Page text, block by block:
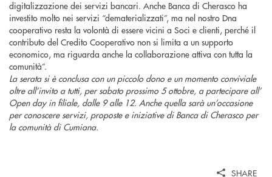
digitalizzazione dei servizi bancari. Anche Banca di Cherasco ha
investito molto nei servizi “dematerializzati”, ma nel nostro Dna
cooperativo resta la volontà di essere vicini a Soci e clienti, perché il
contributo del Credito Cooperativo non si limita a un supporto
economico, ma riguarda anche la collaborazione attiva con tutta la
comunità”.
La serata si è conclusa con un piccolo dono e un momento conviviale
oltre all’invito a tutti, per sabato prossimo 5 ottobre, a partecipare all’
Open day in filiale, dalle 9 alle 12. Anche quella sarà un’occasione
per conoscere servizi, proposte e iniziative di Banca di Cherasco per
la comunità di Cumiana.
SHARE